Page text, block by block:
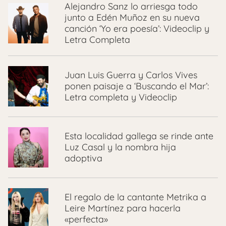
Alejandro Sanz lo arriesga todo
junto a Edén Muñoz en su nueva
canción ‘Yo era poesía’: Videoclip y
Letra Completa
Juan Luis Guerra y Carlos Vives
ponen paisaje a ‘Buscando el Mar’:
Letra completa y Videoclip
Esta localidad gallega se rinde ante
Luz Casal y la nombra hija
adoptiva
El regalo de la cantante Metrika a
Leire Martínez para hacerla
«perfecta»